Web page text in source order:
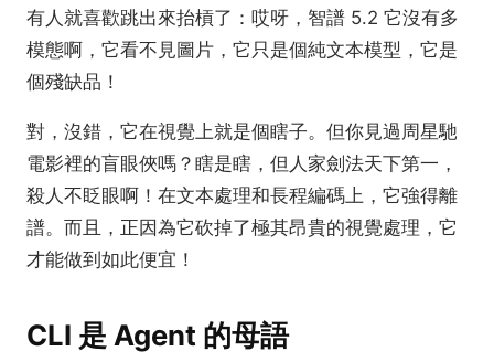
有人就喜歡跳出來抬槓了：哎呀，智譜 5.2 它沒有多
模態啊，它看不見圖片，它只是個純文本模型，它是
個殘缺品！
對，沒錯，它在視覺上就是個瞎子。但你見過周星馳
電影裡的盲眼俠嗎？瞎是瞎，但人家劍法天下第一，
殺人不眨眼啊！在文本處理和長程編碼上，它強得離
譜。而且，正因為它砍掉了極其昂貴的視覺處理，它
才能做到如此便宜！
CLI 是 Agent 的母語